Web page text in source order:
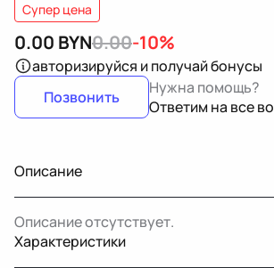
Супер цена
0.00 BYN0.00-10%
авторизируйся и получай бонусы
Позвонить
Нужна помощь?
Ответим на все
Описание
Описание отсутствует.
Характеристики